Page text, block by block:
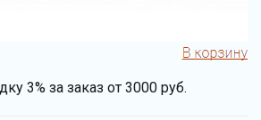
3% за заказ от 3000 руб.